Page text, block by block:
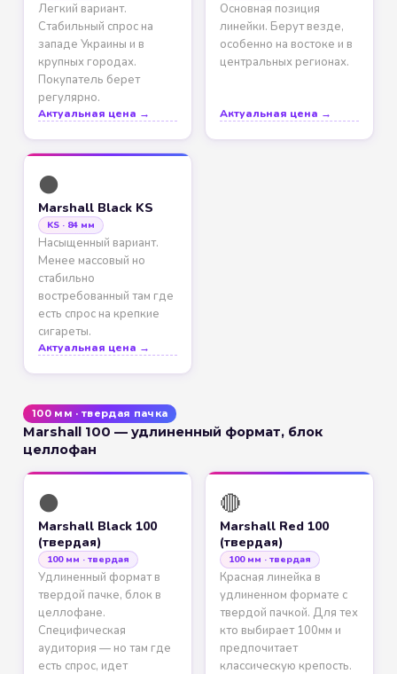
Легкий вариант.
Стабильный спрос на
западе Украины и в
крупных городах.
Покупатель берет
регулярно.
Актуальная цена →
Основная позиция
линейки. Берут везде,
особенно на востоке и в
центральных регионах.
Актуальная цена →
⚫
Marshall Black KS
KS · 84 мм
Насыщенный вариант.
Менее массовый но
стабильно
востребованный там где
есть спрос на крепкие
сигареты.
Актуальная цена →
100 мм · твердая пачка
Marshall 100 — удлиненный формат, блок
целлофан
⚫
Marshall Black 100
(твердая)
100 мм · твердая
Удлиненный формат в
твердой пачке, блок в
целлофане.
Специфическая
аудитория — но там где
есть спрос, идет
🔴
Marshall Red 100
(твердая)
100 мм · твердая
Красная линейка в
удлиненном формате с
твердой пачкой. Для тех
кто выбирает 100мм и
предпочитает
классическую крепость.